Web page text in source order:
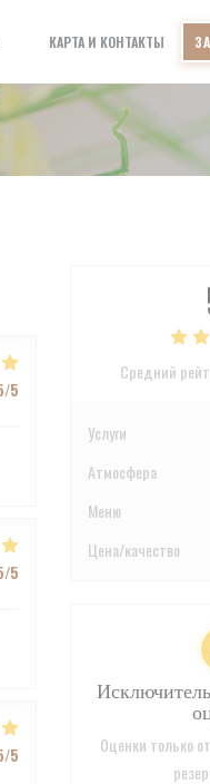
((ОТКРЫВАЕТСЯ В НОВОМ ОКНЕ))
((ОТКРЫВАЕТСЯ В НОВОМ
КАРТА И КОНТАКТЫ
/5
/5
/5
Средний
Услуги
Атмосфера
Меню
Цена/качество
Оценки только